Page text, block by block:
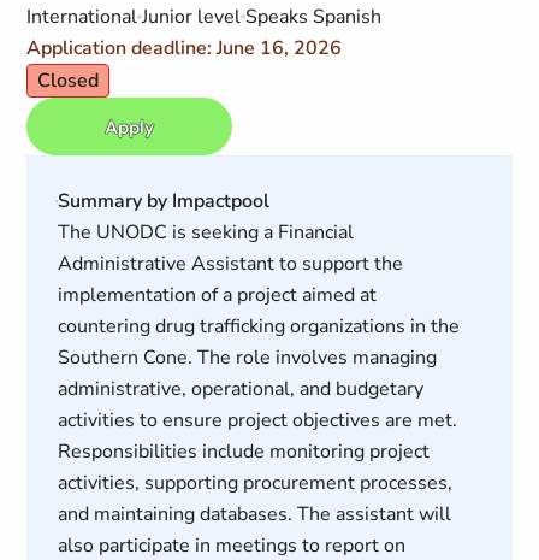
InternationalJunior level Speaks Spanish
Application deadline: June 16, 2026
Closed
Apply
Summary by Impactpool
The UNODC is seeking a Financial
Administrative Assistant to support the
implementation of a project aimed at
countering drug trafficking organizations in the
Southern Cone. The role involves managing
administrative, operational, and budgetary
activities to ensure project objectives are met.
Responsibilities include monitoring project
activities, supporting procurement processes,
and maintaining databases. The assistant will
also participate in meetings to report on